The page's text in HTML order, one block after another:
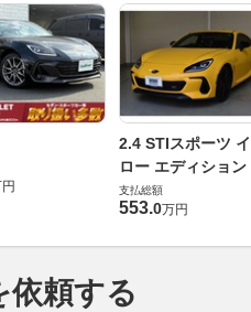
2.4 STIスポーツ
ロー エディション
支払総額
553.0万円
依頼する